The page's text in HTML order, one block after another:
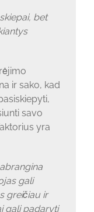
bet
ir sako, kad
savo
yra
gali
greičiau ir
gali padaryti